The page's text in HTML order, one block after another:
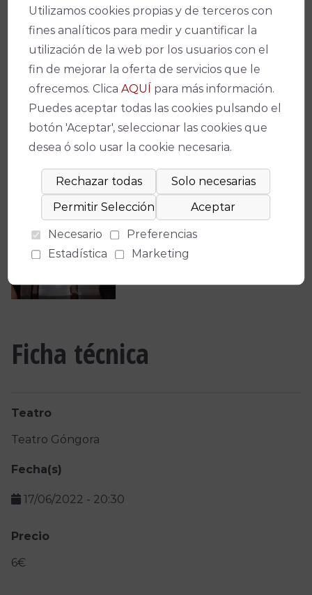
Condiciones de Venta y Acceso
Ficha técnica
Teatro
Teatro Góngora
Fecha(s)
17/06/2022 - 20:30
Precio
6€
Utilizamos cookies propias y de terceros con
fines analíticos para medir y cuantificar la
utilización de la web por los usuarios con el
fin de mejorar la oferta de servicios que le
ofrecemos. ClicaAQUÍ para más información.
Puedes aceptar todas las cookies pulsando el
botón 'Aceptar', seleccionar las cookies que
desea ó solo usar la cookie necesaria.
Necesario
Preferencias
Estadística
Marketing